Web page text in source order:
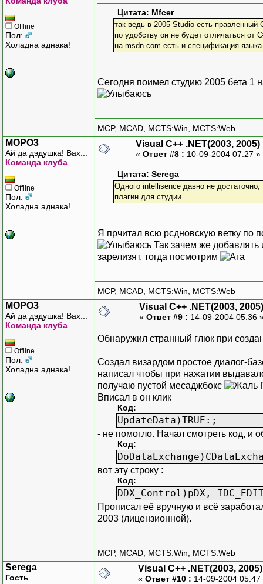
Offline
Пол:
Холадна аднака!
Цитата: Mfcer__
так ведь в 2005 Studio есть
по удобству он не будет отличаться от
на msdn.com есть и спецификация
Сегодня поимел студию 2005 бета 1
MCP, MCAD, MCTS:Win, MCTS:Web
MOPO3
Ай да дэдушка! Вах...
Команда клуба
Offline
Пол:
Холадна аднака!
Visual C++ .NET(2003, 2005)
« Ответ #8 : 10-09-2004 07:27 »
Цитата: Serega
Одного intellisence давно не
плагин для студии
Я прчитал всю рсдновскую ветку по
Так зачем же добавлять
зарелизят, тогда посмотрим
MCP, MCAD, MCTS:Win, MCTS:Web
MOPO3
Ай да дэдушка! Вах...
Команда клуба
Offline
Пол:
Холадна аднака!
Visual C++ .NET(2003, 2005)
« Ответ #9 : 14-09-2004 05:36
Обнаружил странный глюк при
Создал визардом простое диалог-
написал чтобы при нажатии
получаю пустой месаджбокс
Вписал в он клик
Код:
UpdateData)TRUE:;
- не помогло. Начал смотреть код, и
Код:
вот эту строку :
Код:
DDX_Control)pDX,
Прописал её вручную и всё
2003 (лицензионной).
MCP, MCAD, MCTS:Win, MCTS:Web
Serega
Гость
Visual C++ .NET(2003, 2005)
« Ответ #10 : 14-09-2004